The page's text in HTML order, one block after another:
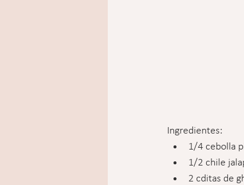
Ingredientes:
1/4 cebolla
1/2 chile
2 cditas de